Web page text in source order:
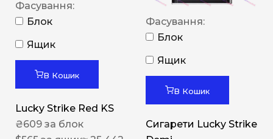
Фасування:
Блок
Ящик
В Кошик
Lucky Strike Red KS
₴609 за блок
Фасування:
Блок
Ящик
В Кошик
Сигарети Lucky Strike